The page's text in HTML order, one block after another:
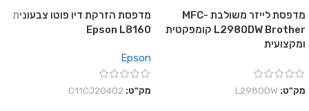
מדפסת לייזר משולבת MFC-
L2980DW Brother קומפקטית
ומקצועית
מק"ט: L2980DW
מדפסת הזרקת דיו פוטו צבעונית
Epson L8160
Epson
מק"ט: C11CJ20402